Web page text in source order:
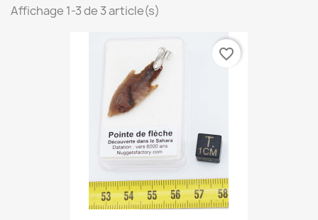
Affichage 1-3 de 3 article(s)
favorite_border